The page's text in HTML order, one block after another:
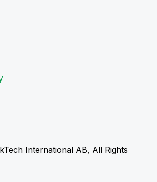
International AB, All Rights